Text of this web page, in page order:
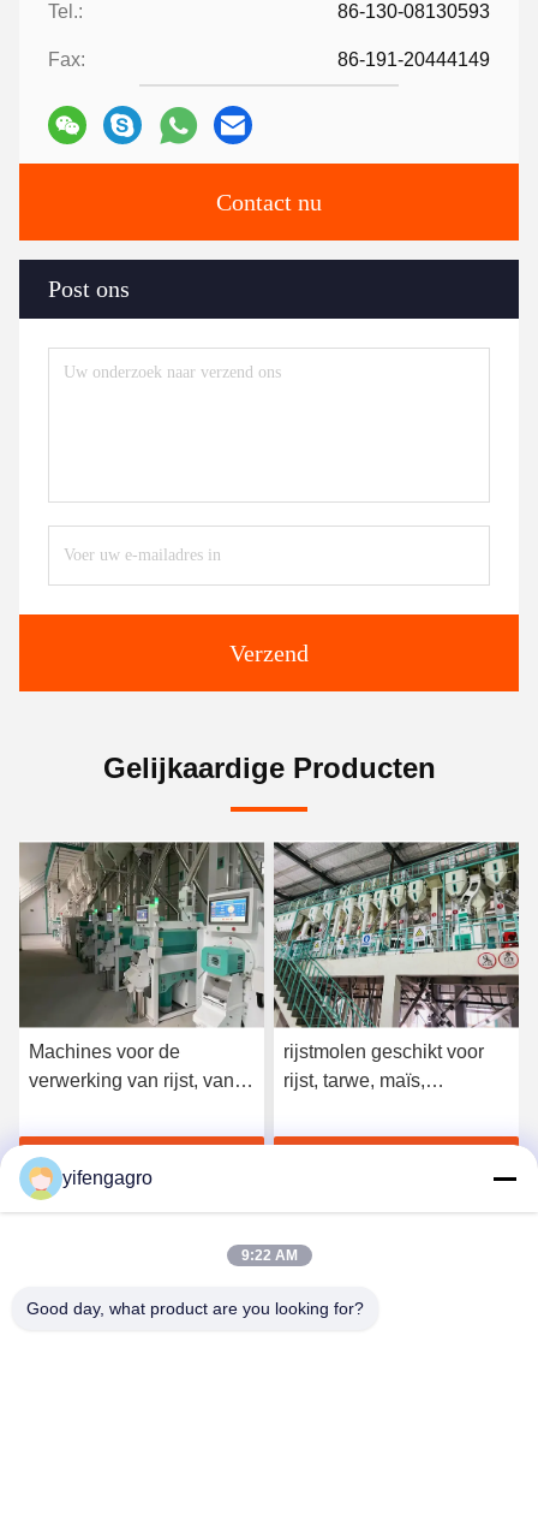
Tel.: 86-130-08130593
Fax: 86-191-20444149
Contact nu
Post ons
Verzend
Gelijkaardige Producten
Machines voor de
verwerking van rijst, van
verwerking van rijst, van
paddywijn, van maïs en
van koffie
rijstmolen geschikt voor
rijst, tarwe, maïs,
en duurzame
yifengagro
9:22 AM
Good day, what product are you looking for?